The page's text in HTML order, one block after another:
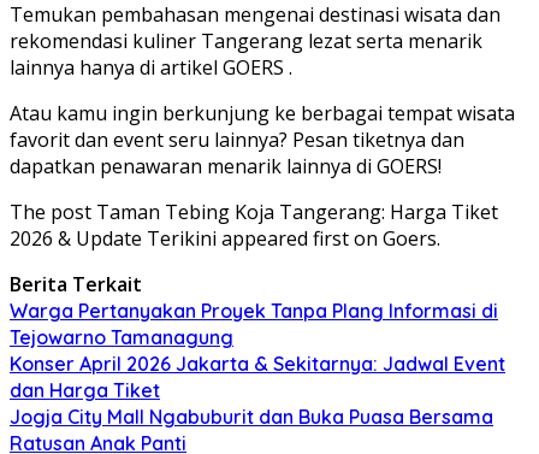
Temukan pembahasan mengenai destinasi wisata dan
rekomendasi kuliner Tangerang lezat serta menarik
lainnya hanya di artikel GOERS .
Atau kamu ingin berkunjung ke berbagai tempat wisata
favorit dan event seru lainnya? Pesan tiketnya dan
dapatkan penawaran menarik lainnya di GOERS!
The post Taman Tebing Koja Tangerang: Harga Tiket
2026 & Update Terikini appeared first on Goers.
Berita Terkait
Warga Pertanyakan Proyek Tanpa Plang Informasi di
Tejowarno Tamanagung
Konser April 2026 Jakarta & Sekitarnya: Jadwal Event
dan Harga Tiket
Jogja City Mall Ngabuburit dan Buka Puasa Bersama
Ratusan Anak Panti